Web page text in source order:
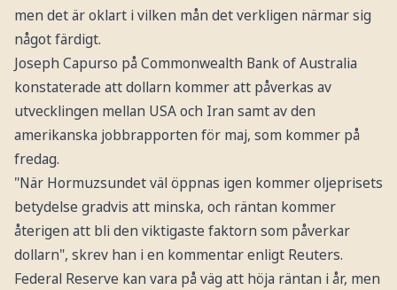
men det är oklart i vilken mån det verkligen närmar sig
något färdigt.
Joseph Capurso på Commonwealth Bank of Australia
konstaterade att dollarn kommer att påverkas av
utvecklingen mellan USA och Iran samt av den
amerikanska jobbrapporten för maj, som kommer på
fredag.
"När Hormuzsundet väl öppnas igen kommer oljeprisets
betydelse gradvis att minska, och räntan kommer
återigen att bli den viktigaste faktorn som påverkar
dollarn", skrev han i en kommentar enligt Reuters.
Federal Reserve kan vara på väg att höja räntan i år, men